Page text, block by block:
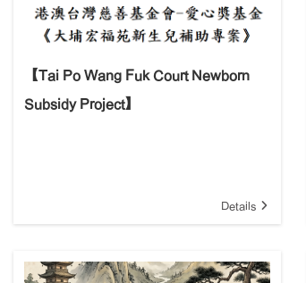
【Tai Po Wang Fuk Court Newborn
Subsidy Project】
Details